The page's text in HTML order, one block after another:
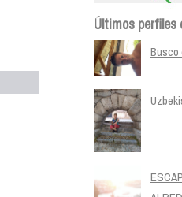
Últimos perfiles
Busco